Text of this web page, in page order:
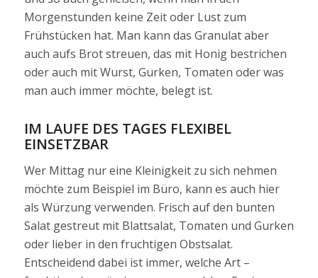
Morgenstunden keine Zeit oder Lust zum
Frühstücken hat. Man kann das Granulat aber
auch aufs Brot streuen, das mit Honig bestrichen
oder auch mit Wurst, Gurken, Tomaten oder was
man auch immer möchte, belegt ist.
IM LAUFE DES TAGES FLEXIBEL
EINSETZBAR
Wer Mittag nur eine Kleinigkeit zu sich nehmen
möchte zum Beispiel im Büro, kann es auch hier
als Würzung verwenden. Frisch auf den bunten
Salat gestreut mit Blattsalat, Tomaten und Gurken
oder lieber in den fruchtigen Obstsalat.
Entscheidend dabei ist immer, welche Art –